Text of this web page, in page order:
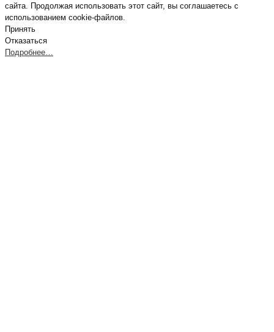
сайта. Продолжая использовать этот сайт, вы соглашаетесь с
использованием cookie-файлов.
Принять
Отказаться
Подробнее…